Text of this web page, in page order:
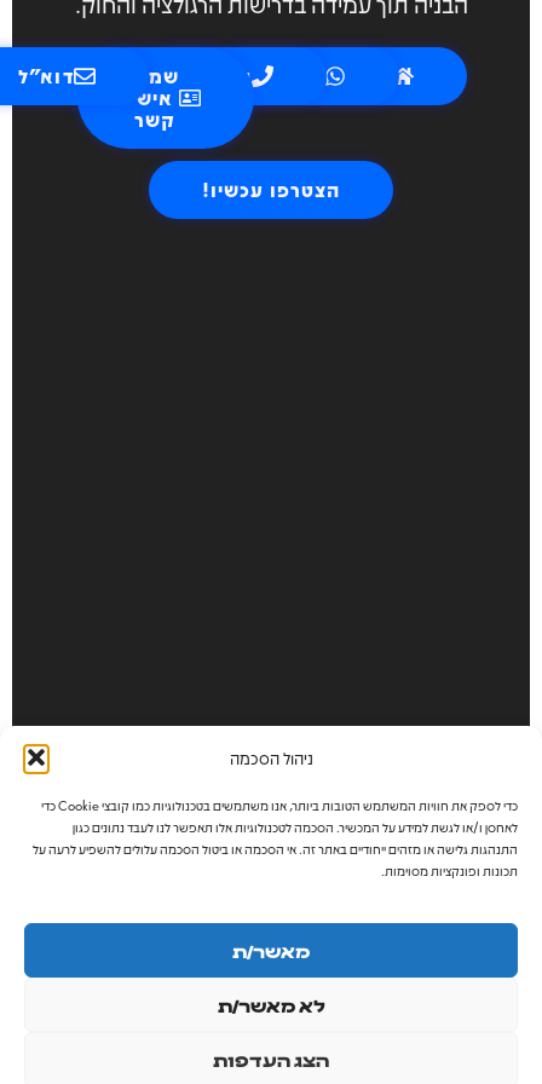
ניהול הסכמה
כדי לספק את חוויות המשתמש הטובות ביותר, אנו משתמשים בטכנולוגיות כמו קובצי Cookie כדי
לאחסן ו/או לגשת למידע על המכשיר. הסכמה לטכנולוגיות אלו תאפשר לנו לעבד נתונים כגון
התנהגות גלישה או מזהים ייחודיים באתר זה. אי הסכמה או ביטול הסכמה עלולים להשפיע לרעה על
תכונות ופונקציות מסוימות.
מאשר/ת
לא מאשר/ת
הצג העדפות
ווצאפ טלפון
שמור
איש
קשר
דוא"ל
הצטרפו עכשיו!